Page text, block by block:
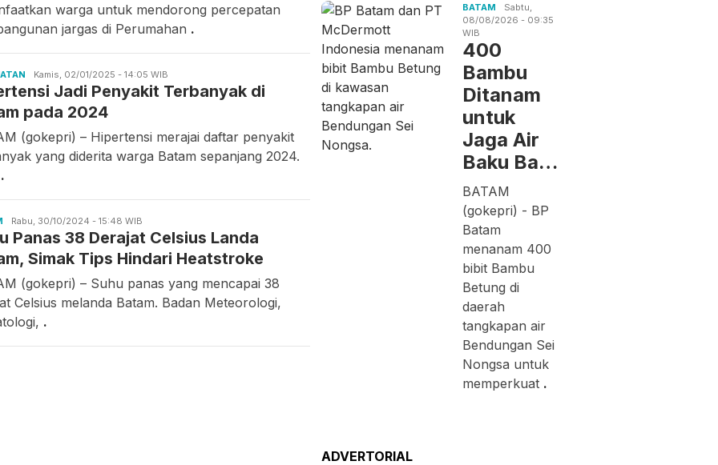
warga untuk mendorong percepatan
jargas di Perumahan .
Candra
Gunawan
Kamis, 02/01/2025 - 14:05 WIB
Jadi Penyakit Terbanyak di
pada 2024
(gokepri) – Hipertensi merajai daftar penyakit
yang diderita warga Batam sepanjang 2024.
.
Candra
Gunawan
Rabu, 30/10/2024 - 15:48 WIB
Panas 38 Derajat Celsius Landa
Simak Tips Hindari Heatstroke
(gokepri) – Suhu panas yang mencapai 38
Celsius melanda Batam. Badan Meteorologi,
.
BATAM
Sabtu,
08/08/2026 - 09:35
WIB
400
Bambu
Ditanam
untuk
Jaga Air
Baku Ba…
BATAM
(gokepri) - BP
Batam
menanam 400
bibit Bambu
Betung di
daerah
tangkapan air
Bendungan Sei
Nongsa untuk
memperkuat .
ADVERTORIAL